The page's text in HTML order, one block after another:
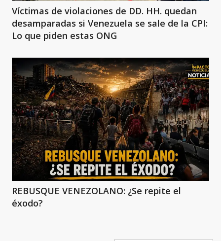
Víctimas de violaciones de DD. HH. quedan
desamparadas si Venezuela se sale de la CPI:
Lo que piden estas ONG
REBUSQUE VENEZOLANO: ¿Se repite el
éxodo?